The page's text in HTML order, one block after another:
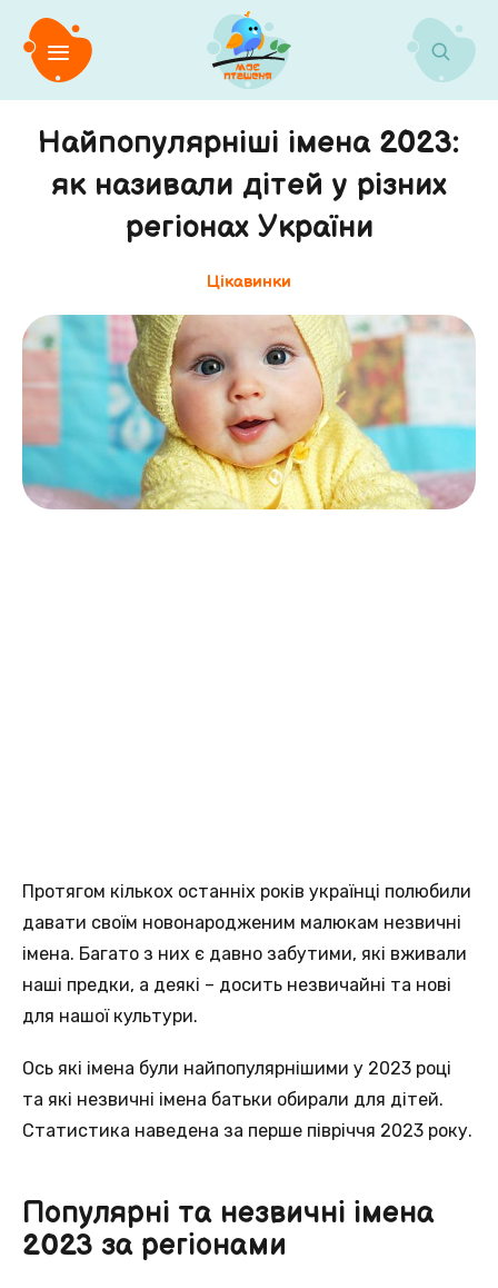
Найпопулярніші імена 2023:
як називали дітей у різних
регіонах України
Цікавинки
Протягом кількох останніх років українці полюбили
давати своїм новонародженим малюкам незвичні
імена. Багато з них є давно забутими, які вживали
наші предки, а деякі – досить незвичайні та нові
для нашої культури.
Ось які імена були найпопулярнішими у 2023 році
та які незвичні імена батьки обирали для дітей.
Статистика наведена за перше півріччя 2023 року.
Популярні та незвичні імена
2023 за регіонами